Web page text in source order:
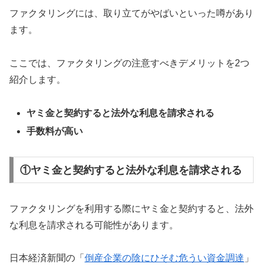
ファクタリングには、取り立てがやばいといった噂があり
ます。
ここでは、ファクタリングの注意すべきデメリットを2つ
紹介します。
ヤミ金と契約すると法外な利息を請求される
手数料が高い
①ヤミ金と契約すると法外な利息を請求される
ファクタリングを利用する際にヤミ金と契約すると、法外
な利息を請求される可能性があります。
日本経済新聞の「 倒産企業の陰にひそむ危うい資金調達 」